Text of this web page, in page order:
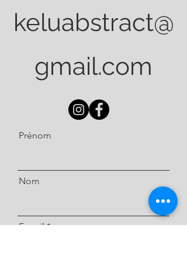
keluabstract@
gmail.com
Prénom
Nom
E-mail